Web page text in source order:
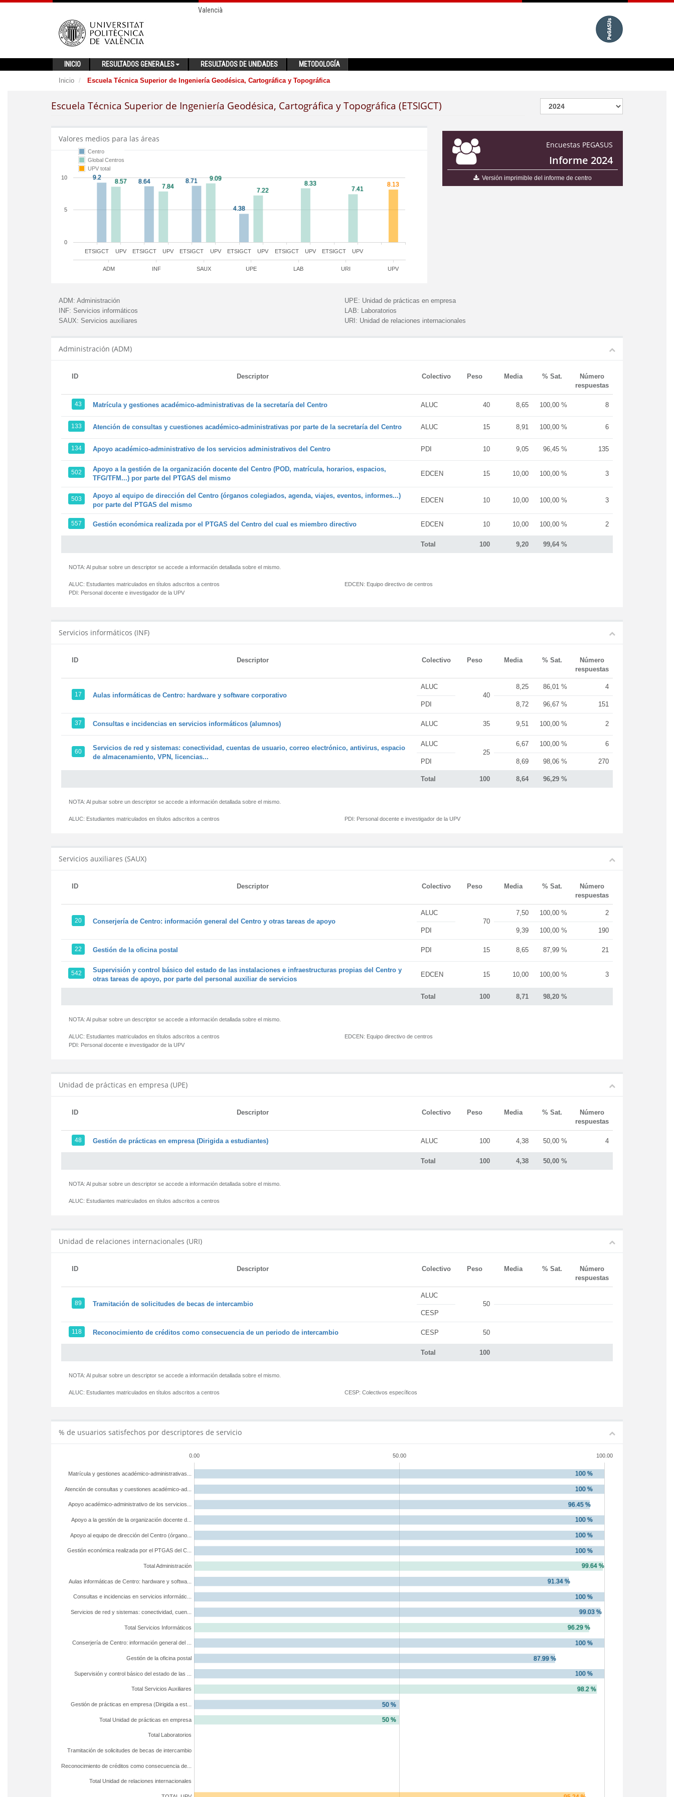
Valencià
INICIO RESULTADOS GENERALES RESULTADOS DE UNIDADES METODOLOGÍA
Inicio Escuela Técnica Superior de Ingeniería Geodésica, Cartográfica y Topográfica
Escuela Técnica Superior de Ingeniería Geodésica, Cartográfica y Topográfica (ETSIGCT)
Encuestas PEGASUS
Informe 2024
Versión imprimible del informe de centro
Valores medios para las áreas
ETSIGCT ETSIGCT ETSIGCT ETSIGCT ETSIGCT ETSIGCT
UPV UPV UPV UPV UPV UPV
ADM INF SAUX UPE LAB URI UPV
0
5
10
Centro
Global Centros
UPV total
ADM: Administración
INF: Servicios informáticos
SAUX: Servicios auxiliares
UPE: Unidad de prácticas en empresa
LAB: Laboratorios
URI: Unidad de relaciones internacionales
Administración (ADM)
ID Descriptor Colectivo Peso Media % Sat.
Número
respuestas
Total 100 9,20 99,64 %
43 Matrícula y gestiones académico-administrativas de la secretaría del Centro ALUC 40 8,65 100,00 % 8
133 Atención de consultas y cuestiones académico-administrativas por parte de la secretaría del Centro ALUC 15 8,91 100,00 % 6
134 Apoyo académico-administrativo de los servicios administrativos del Centro PDI 10 9,05 96,45 % 135
502
Apoyo a la gestión de la organización docente del Centro (POD, matrícula, horarios, espacios,
TFG/TFM...) por parte del PTGAS del mismo
EDCEN 15 10,00 100,00 % 3
503
Apoyo al equipo de dirección del Centro (órganos colegiados, agenda, viajes, eventos, informes...)
por parte del PTGAS del mismo
EDCEN 10 10,00 100,00 % 3
557 Gestión económica realizada por el PTGAS del Centro del cual es miembro directivo EDCEN 10 10,00 100,00 % 2
NOTA: Al pulsar sobre un descriptor se accede a información detallada sobre el mismo.
ALUC: Estudiantes matriculados en títulos adscritos a centros
PDI: Personal docente e investigador de la UPV
EDCEN: Equipo directivo de centros
Servicios informáticos (INF)
ID Descriptor Colectivo Peso Media % Sat.
Número
respuestas
Total 100 8,64 96,29 %
17 Aulas informáticas de Centro: hardware y software corporativo
ALUC
40
8,25 86,01 % 4
PDI 8,72 96,67 % 151
37 Consultas e incidencias en servicios informáticos (alumnos) ALUC 35 9,51 100,00 % 2
60
Servicios de red y sistemas: conectividad, cuentas de usuario, correo electrónico, antivirus, espacio
de almacenamiento, VPN, licencias...
ALUC
25
6,67 100,00 % 6
PDI 8,69 98,06 % 270
NOTA: Al pulsar sobre un descriptor se accede a información detallada sobre el mismo.
ALUC: Estudiantes matriculados en títulos adscritos a centros PDI: Personal docente e investigador de la UPV
Servicios auxiliares (SAUX)
ID Descriptor Colectivo Peso Media % Sat.
Número
respuestas
Total 100 8,71 98,20 %
20 Conserjería de Centro: información general del Centro y otras tareas de apoyo
ALUC
70
7,50 100,00 % 2
PDI 9,39 100,00 % 190
22 Gestión de la oficina postal PDI 15 8,65 87,99 % 21
542
Supervisión y control básico del estado de las instalaciones e infraestructuras propias del Centro y
otras tareas de apoyo, por parte del personal auxiliar de servicios
EDCEN 15 10,00 100,00 % 3
NOTA: Al pulsar sobre un descriptor se accede a información detallada sobre el mismo.
ALUC: Estudiantes matriculados en títulos adscritos a centros
PDI: Personal docente e investigador de la UPV
EDCEN: Equipo directivo de centros
Unidad de prácticas en empresa (UPE)
ID Descriptor Colectivo Peso Media % Sat.
Número
respuestas
Total 100 4,38 50,00 %
48 Gestión de prácticas en empresa (Dirigida a estudiantes) ALUC 100 4,38 50,00 % 4
NOTA: Al pulsar sobre un descriptor se accede a información detallada sobre el mismo.
ALUC: Estudiantes matriculados en títulos adscritos a centros
Unidad de relaciones internacionales (URI)
ID Descriptor Colectivo Peso Media % Sat.
Número
respuestas
Total 100
89 Tramitación de solicitudes de becas de intercambio
ALUC
50
CESP
118 Reconocimiento de créditos como consecuencia de un periodo de intercambio CESP 50
NOTA: Al pulsar sobre un descriptor se accede a información detallada sobre el mismo.
ALUC: Estudiantes matriculados en títulos adscritos a centros CESP: Colectivos específicos
% de usuarios satisfechos por descriptores de servicio
0.00 50.00 100.00
Total Unidad de relaciones internacionales
Reconocimiento de créditos como consecuencia de...
Tramitación de solicitudes de becas de intercambio
Total Laboratorios
Total Unidad de prácticas en empresa
Gestión de prácticas en empresa (Dirigida a est...
Total Servicios Auxiliares
Supervisión y control básico del estado de las ...
Gestión de la oficina postal
Conserjería de Centro: información general del ...
Total Servicios Informáticos
Servicios de red y sistemas: conectividad, cuen...
Consultas e incidencias en servicios informátic...
Aulas informáticas de Centro: hardware y softwa...
Total Administración
Gestión económica realizada por el PTGAS del C...
Apoyo al equipo de dirección del Centro (órgano...
Apoyo a la gestión de la organización docente d...
Apoyo académico-administrativo de los servicios...
Atención de consultas y cuestiones académico-ad...
Matrícula y gestiones académico-administrativas...